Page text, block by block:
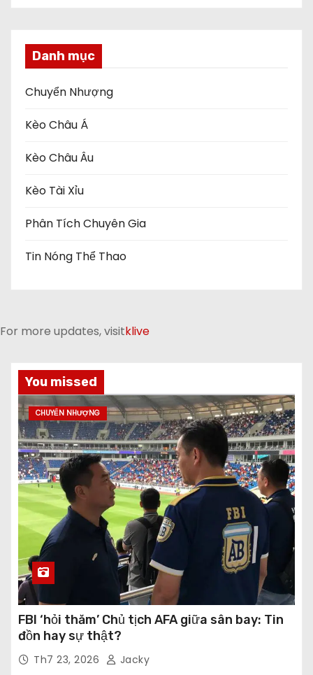
Danh mục
Chuyển Nhượng
Kèo Châu Á
Kèo Châu Âu
Kèo Tài Xỉu
Phân Tích Chuyên Gia
Tin Nóng Thể Thao
For more updates, visitklive
You missed
CHUYỂN NHƯỢNG
FBI ‘hỏi thăm’ Chủ tịch AFA giữa sân bay: Tin
đồn hay sự thật?
Th7 23, 2026 Jacky